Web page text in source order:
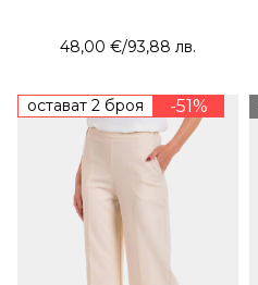
48,00 €/93,88 лв.
остават 2 броя -51%